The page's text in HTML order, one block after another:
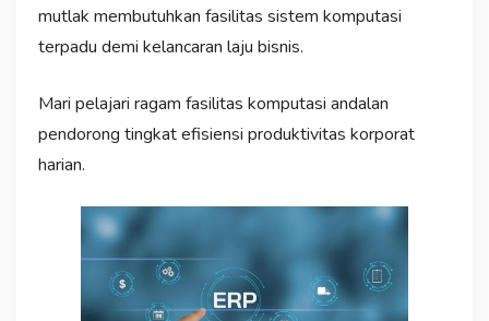
mutlak membutuhkan fasilitas sistem komputasi
terpadu demi kelancaran laju bisnis.
Mari pelajari ragam fasilitas komputasi andalan
pendorong tingkat efisiensi produktivitas korporat
harian.